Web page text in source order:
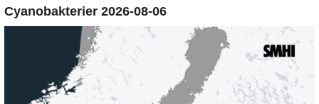
Cyanobakterier 2026-08-06